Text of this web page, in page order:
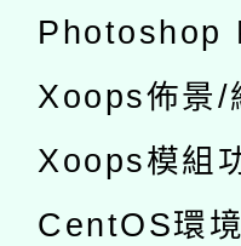
Photoshop
Xoops佈景/
Xoops模組
CentOS環